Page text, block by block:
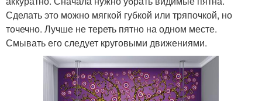
Сделать это можно мягкой губкой или тряпочкой, но
точечно. Лучше не тереть пятно на одном месте.
Смывать его следует круговыми движениями.